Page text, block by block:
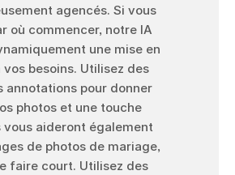
agencés. Si vous
où commencer, notre IA
une mise en
besoins. Utilisez des
annotations pour donner
photos et une touche
vous aideront également
de photos de mariage,
faire court. Utilisez des